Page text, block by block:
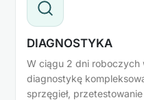
DIAGNOSTYKA
W ciągu 2 dni roboczych
diagnostykę
sprzęgieł,